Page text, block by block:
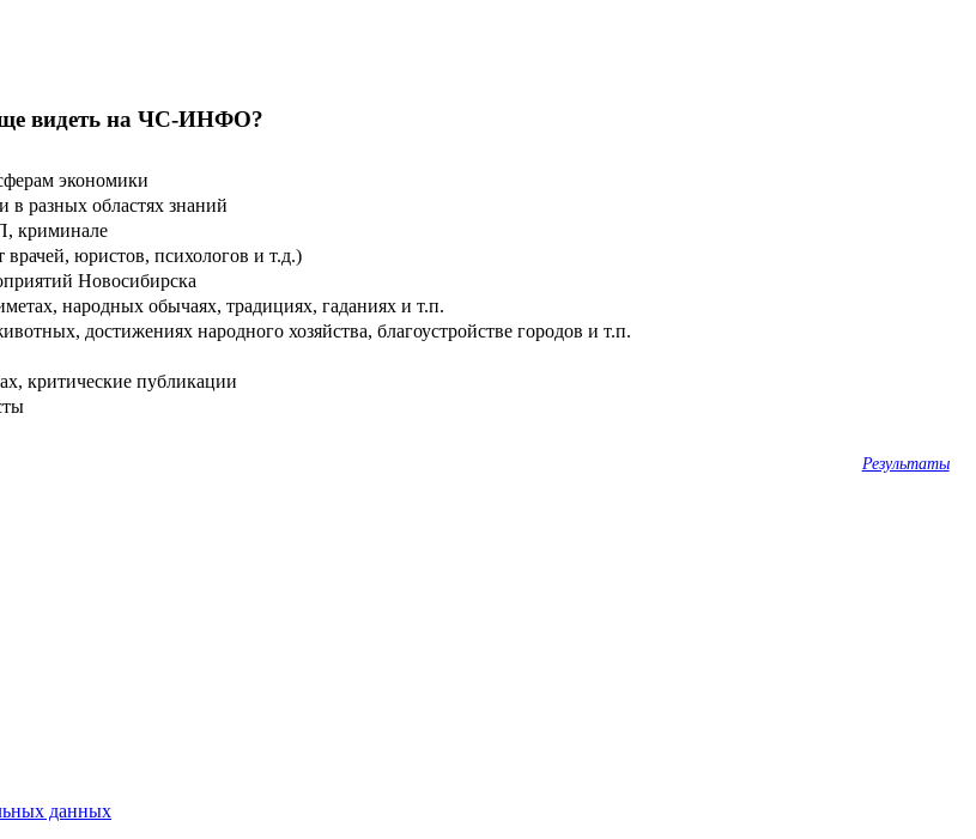
видеть на ЧС-ИНФО?
экономики
в разных областях знаний
криминале
юристов, психологов и т.д.)
Новосибирска
народных обычаях, традициях, гаданиях и т.п.
достижениях народного хозяйства, благоустройстве городов и т.п.
критические публикации
Результаты
данных